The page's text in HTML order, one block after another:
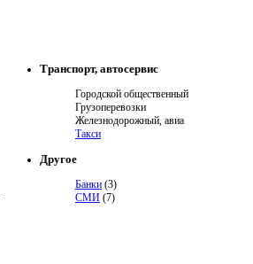
Транспорт, автосервис
Городской общественный
Грузоперевозки
Железнодорожный, авиа
Такси
Другое
Банки (3)
СМИ (7)